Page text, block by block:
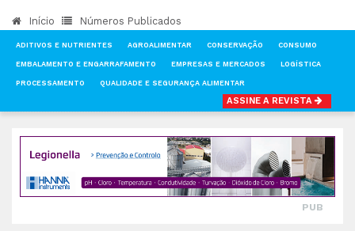
Início Números Publicados
ADITIVOS E NUTRIENTES AGROALIMENTAR CONSERVAÇÃO CONSUMO
EMBALAMENTO E ENGARRAFAMENTO EMPRESAS E MERCADOS LOGÍSTICA
PROCESSAMENTO QUALIDADE E SEGURANÇA ALIMENTAR
ASSINE A REVISTA
QUALIDADE E SEGURANÇA ALIMENTAR
PUB